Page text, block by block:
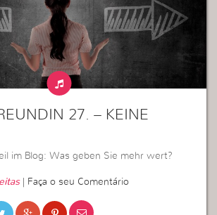
27. – KEINE
im Blog: Was geben Sie mehr wert?
| Faça o seu Comentário